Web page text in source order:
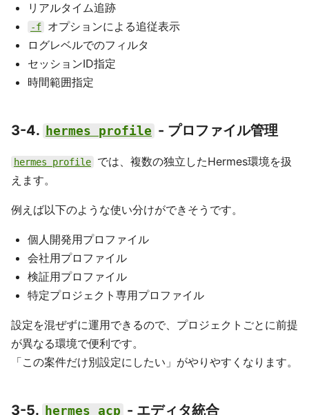
リアルタイム追跡
-f
オプションによる追従表示
ログレベルでのフィルタ
セッションID指定
時間範囲指定
3-4. hermes profile - プロファイル管理
hermes profile
では、複数の独立したHermes環境を扱
えます。
例えば以下のような使い分けができそうです。
個人開発用プロファイル
会社用プロファイル
検証用プロファイル
特定プロジェクト専用プロファイル
設定を混ぜずに運用できるので、プロジェクトごとに前提
が異なる環境で便利です。
「この案件だけ別設定にしたい」がやりやすくなります。
3-5. hermes acp - エディタ統合